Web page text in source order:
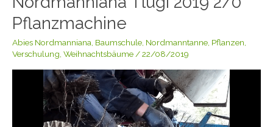
Pflanzmachine
Abies Nordmanniana Baumschule Nordmanntanne Pflanzen
Verschulung Weihnachtsbäume /22/08/2019
Nordmanniana
Tlugi
2019
2/0
Pflanzmachine